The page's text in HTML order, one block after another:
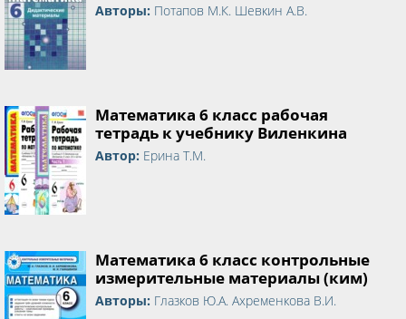
Авторы: Потапов М.К. Шевкин А.В.
Математика 6 класс рабочая
тетрадь к учебнику Виленкина
Автор: Ерина Т.М.
Математика 6 класс контрольные
измерительные материалы (ким)
Авторы: Глазков Ю.А. Ахременкова В.И.